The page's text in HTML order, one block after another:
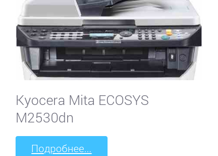
Kyocera Mita ECOSYS
M2530dn
Подробнее...